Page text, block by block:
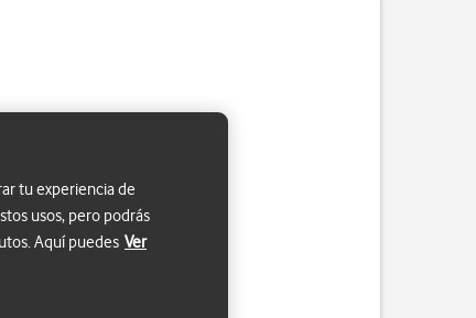
tu experiencia de
usos, pero podrás
Aquí puedes Ver